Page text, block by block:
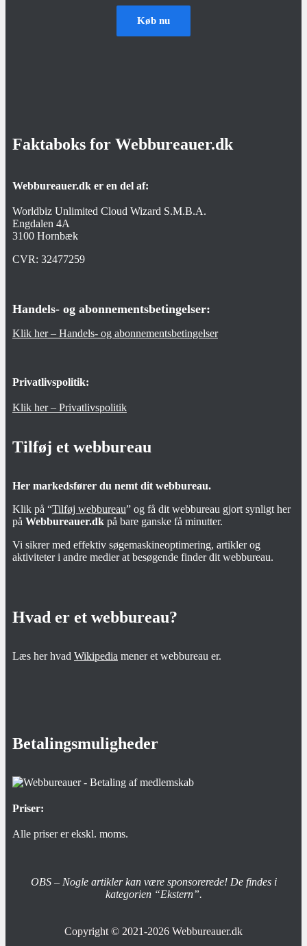
Køb nu
Faktaboks for Webbureauer.dk
Webbureauer.dk er en del af:
Worldbiz Unlimited Cloud Wizard S.M.B.A.
Engdalen 4A
3100 Hornbæk
CVR: 32477259
Handels- og abonnementsbetingelser:
Klik her – Handels- og abonnementsbetingelser
Privatlivspolitik:
Klik her – Privatlivspolitik
Tilføj et webbureau
Her markedsfører du nemt dit webbureau.
Klik på “Tilføj webbureau” og få dit webbureau gjort synligt her
på Webbureauer.dk på bare ganske få minutter.
Vi sikrer med effektiv søgemaskineoptimering, artikler og
aktiviteter i andre medier at besøgende finder dit webbureau.
Hvad er et webbureau?
Læs her hvad Wikipedia mener et webbureau er.
Betalingsmuligheder
Priser:
Alle priser er ekskl. moms.
OBS – Nogle artikler kan være sponsorerede! De findes i
kategorien “Ekstern”.
Copyright © 2021-2026 Webbureauer.dk